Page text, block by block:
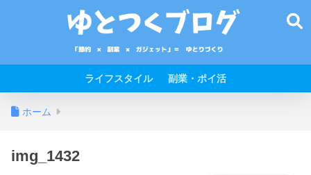
ライフスタイル 副業・ポイ活
ホーム
img_1432